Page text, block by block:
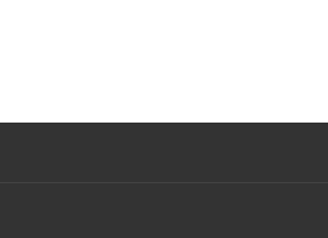
переходными процессами с